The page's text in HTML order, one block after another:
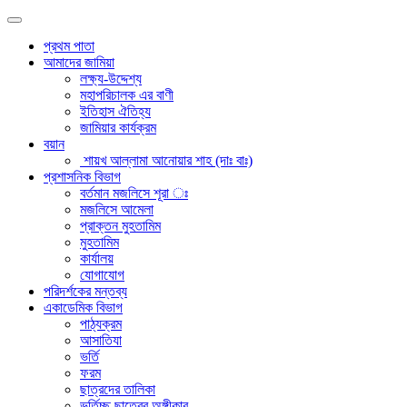
প্রথম পাতা
আমাদের জামিয়া
লক্ষ্য-উদ্দেশ্য
মহাপরিচালক এর বাণী
ইতিহাস ঐতিহ্য
জামিয়ার কার্যক্রম
বয়ান
শায়খ আল্লামা আনোয়ার শাহ (দাঃ বাঃ)
প্রশাসনিক বিভাগ
বর্তমান মজলিসে শূরা ঃ
মজলিসে আমেলা
প্রাক্তন মুহতামিম
মুহতামিম
কার্যালয়
যোগাযোগ
পরিদর্শকের মন্তব্য
একাডেমিক বিভাগ
পাঠ্যক্রম
আসাতিযা
ভর্তি
ফরম
ছাত্রদের তালিকা